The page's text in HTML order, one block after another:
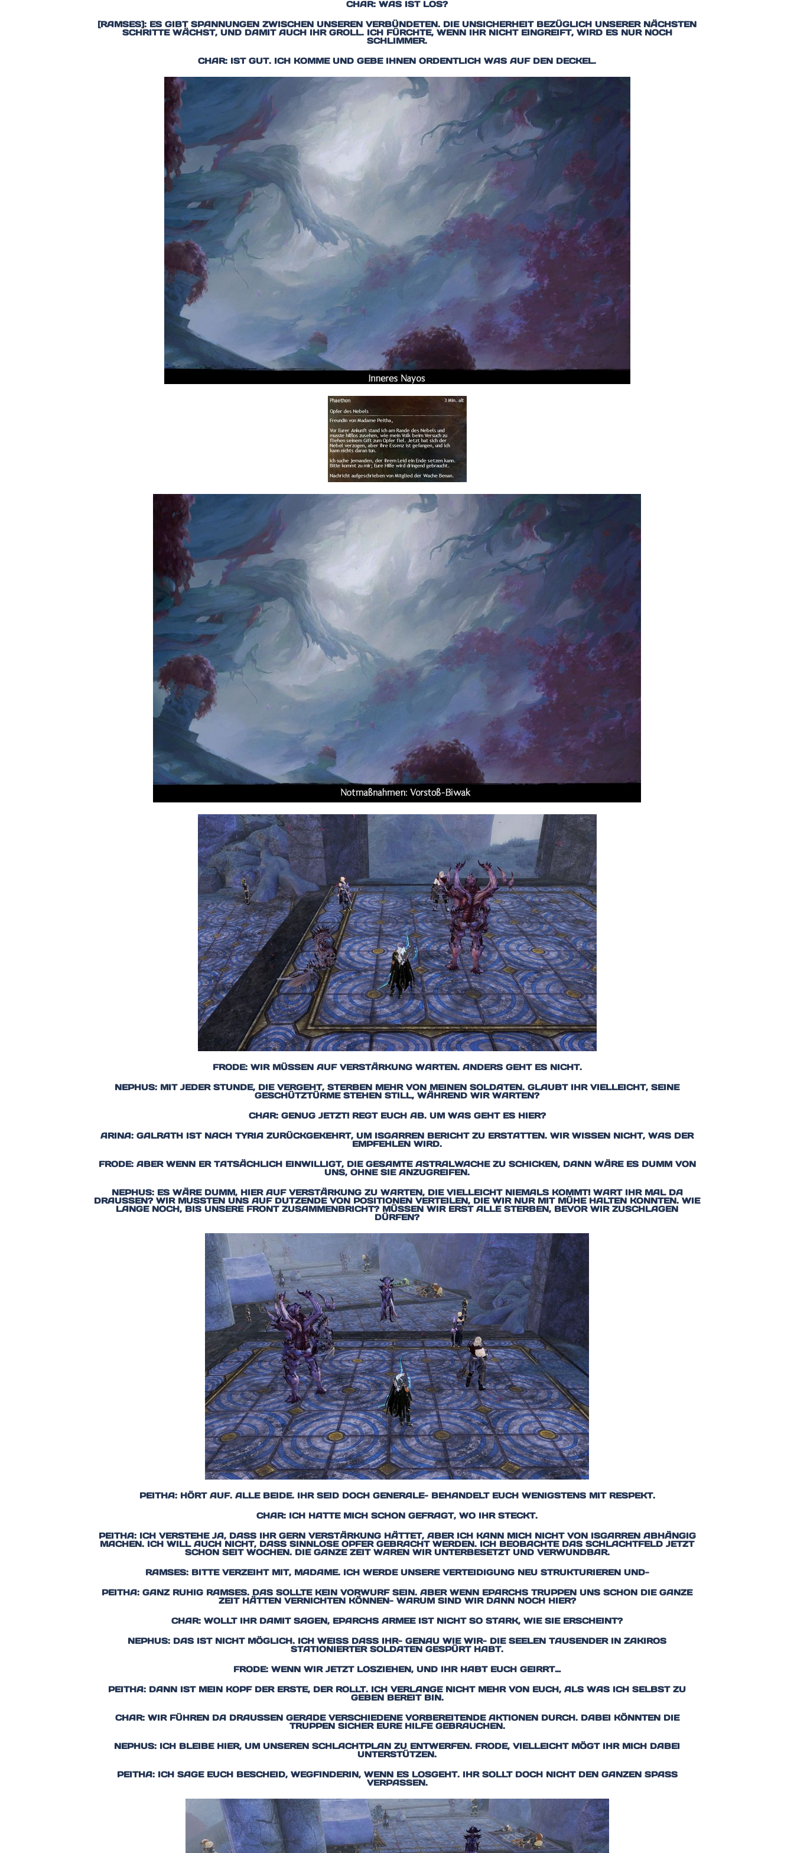
CHAR: WAS IST LOS?
[RAMSES]: ES GIBT SPANNUNGEN ZWISCHEN UNSEREN VERBÜNDETEN. DIE UNSICHERHEIT BEZÜGLICH UNSERER NÄCHSTEN
SCHRITTE WÄCHST, UND DAMIT AUCH IHR GROLL. ICH FÜRCHTE, WENN IHR NICHT EINGREIFT, WIRD ES NUR NOCH
SCHLIMMER.
CHAR: IST GUT. ICH KOMME UND GEBE IHNEN ORDENTLICH WAS AUF DEN DECKEL.
FRODE: WIR MÜSSEN AUF VERSTÄRKUNG WARTEN. ANDERS GEHT ES NICHT.
NEPHUS: MIT JEDER STUNDE, DIE VERGEHT, STERBEN MEHR VON MEINEN SOLDATEN. GLAUBT IHR VIELLEICHT, SEINE
GESCHÜTZTÜRME STEHEN STILL, WÄHREND WIR WARTEN?
CHAR: GENUG JETZT! REGT EUCH AB. UM WAS GEHT ES HIER?
ARINA: GALRATH IST NACH TYRIA ZURÜCKGEKEHRT, UM ISGARREN BERICHT ZU ERSTATTEN. WIR WISSEN NICHT, WAS DER
EMPFEHLEN WIRD.
FRODE: ABER WENN ER TATSÄCHLICH EINWILLIGT, DIE GESAMTE ASTRALWACHE ZU SCHICKEN, DANN WÄRE ES DUMM VON
UNS, OHNE SIE ANZUGREIFEN.
NEPHUS: ES WÄRE DUMM, HIER AUF VERSTÄRKUNG ZU WARTEN, DIE VIELLEICHT NIEMALS KOMMT! WART IHR MAL DA
DRAUSSEN? WIR MUSSTEN UNS AUF DUTZENDE VON POSITIONEN VERTEILEN, DIE WIR NUR MIT MÜHE HALTEN KONNTEN. WIE L
ANGE NOCH, BIS UNSERE FRONT ZUSAMMENBRICHT? MÜSSEN WIR ERST ALLE STERBEN, BEVOR WIR ZUSCHLAGEN D
ÜRFEN?
PEITHA: HÖRT AUF. ALLE BEIDE. IHR SEID DOCH GENERALE- BEHANDELT EUCH WENIGSTENS MIT RESPEKT.
CHAR: ICH HATTE MICH SCHON GEFRAGT, WO IHR STECKT.
PEITHA: ICH VERSTEHE JA, DASS IHR GERN VERSTÄRKUNG HÄTTET, ABER ICH KANN MICH NICHT VON ISGARREN ABHÄNGIG
MACHEN. ICH WILL AUCH NICHT, DASS SINNLOSE OPFER GEBRACHT WERDEN. ICH BEOBACHTE DAS SCHLACHTFELD JETZT
SCHON SEIT WOCHEN. DIE GANZE ZEIT WAREN WIR UNTERBESETZT UND VERWUNDBAR.
RAMSES: BITTE VERZEIHT MIT, MADAME. ICH WERDE UNSERE VERTEIDIGUNG NEU STRUKTURIEREN UND-
PEITHA: GANZ RUHIG RAMSES. DAS SOLLTE KEIN VORWURF SEIN. ABER WENN EPARCHS TRUPPEN UNS SCHON DIE GANZE
ZEIT HÄTTEN VERNICHTEN KÖNNEN- WARUM SIND WIR DANN NOCH HIER?
CHAR: WOLLT IHR DAMIT SAGEN, EPARCHS ARMEE IST NICHT SO STARK, WIE SIE ERSCHEINT?
NEPHUS: DAS IST NICHT MÖGLICH. ICH WEISS DASS IHR- GENAU WIE WIR- DIE SEELEN TAUSENDER IN ZAKIROS S
TATIONIERTER SOLDATEN GESPÜRT HABT.
FRODE: WENN WIR JETZT LOSZIEHEN, UND IHR HABT EUCH GEIRRT…
PEITHA: DANN IST MEIN KOPF DER ERSTE, DER ROLLT. ICH VERLANGE NICHT MEHR VON EUCH, ALS WAS ICH SELBST ZU
GEBEN BEREIT BIN.
CHAR: WIR FÜHREN DA DRAUSSEN GERADE VERSCHIEDENE VORBEREITENDE AKTIONEN DURCH. DABEI KÖNNTEN DIE
TRUPPEN SICHER EURE HILFE GEBRAUCHEN.
NEPHUS: ICH BLEIBE HIER, UM UNSEREN SCHLACHTPLAN ZU ENTWERFEN. FRODE, VIELLEICHT MÖGT IHR MICH DABEI
UNTERSTÜTZEN.
PEITHA: ICH SAGE EUCH BESCHEID, WEGFINDERIN, WENN ES LOSGEHT. IHR SOLLT DOCH NICHT DEN GANZEN SPASS V
ERPASSEN.